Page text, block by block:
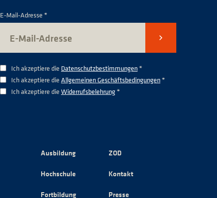
E-Mail-Adresse *
Senden
Ich akzeptiere die Datenschutzbestimmungen*
Ich akzeptiere die Allgemeinen Geschäftsbedingungen*
Ich akzeptiere die Widerrufsbelehrung*
Ausbildung
Hochschule
Fortbildung
ZOD
Kontakt
Presse